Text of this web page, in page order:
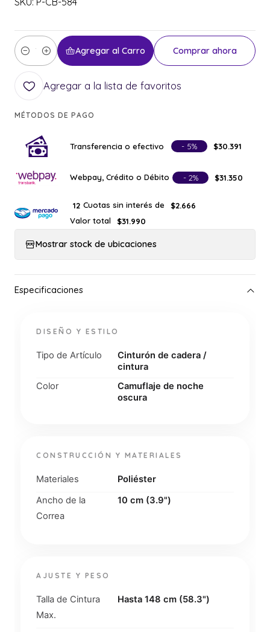
Cantidad
Agregar al Carro Comprar ahora
Agregar a la lista de favoritos
MÉTODOS DE PAGO
Transferencia o efectivo - 5% $30.391
Webpay, Crédito o Débito - 2% $31.350
12 Cuotas sin interés de
$2.666
Valor total
$31.990
Mostrar stock de ubicaciones
DISEÑO Y ESTILO
Tipo de Artículo
Cinturón de cadera /
cintura
Color
Camuflaje de noche
oscura
CONSTRUCCIÓN Y MATERIALES
Materiales
Poliéster
Ancho de la
Correa
10 cm (3.9")
AJUSTE Y PESO
Talla de Cintura
Max.
Hasta 148 cm (58.3")